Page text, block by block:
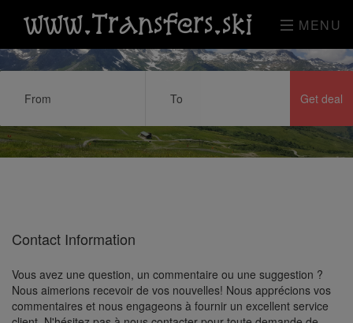
www.Transfers.ski MENU
Contact Information
Vous avez une question, un commentaire ou une suggestion ?
Nous aimerions recevoir de vos nouvelles! Nous apprécions vos
commentaires et nous engageons à fournir un excellent service